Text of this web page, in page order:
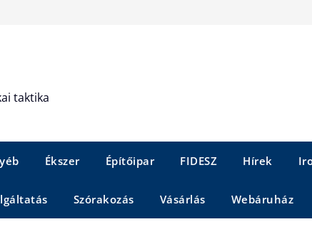
taktika
Ékszer Építőipar FIDESZ Hírek
Szórakozás Vásárlás Webáruház